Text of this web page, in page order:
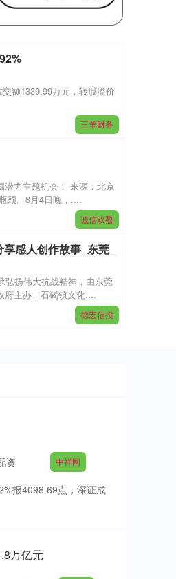
额1339.99万元，转股溢价
三羊财务
潜力主题机会！ 来源：北京
颈。8月4日晚，....
诚信双盈
感人创作故事_东莞_
弘扬伟大抗战精神，由东莞
府主办，石碣镇文化....
德宏信投
资 中祥网
报4098.69点，深证成
万亿元